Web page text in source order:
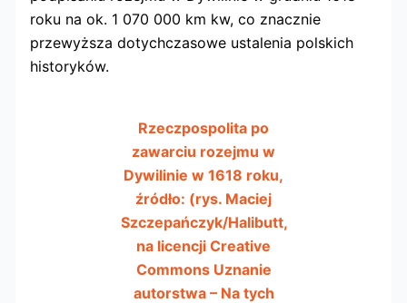
roku na ok. 1 070 000 km kw, co znacznie
przewyższa dotychczasowe ustalenia polskich
historyków.
Rzeczpospolita po
zawarciu rozejmu w
Dywilinie w 1618 roku,
źródło: (rys. Maciej
Szczepańczyk/Halibutt,
na licencji Creative
Commons Uznanie
autorstwa – Na tych